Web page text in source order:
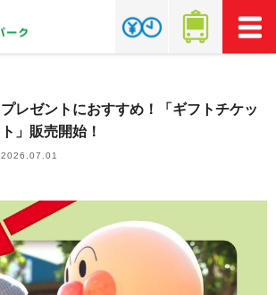
プレゼントにおすすめ！「ギフトチケッ
ト」販売開始！
2026.07.01